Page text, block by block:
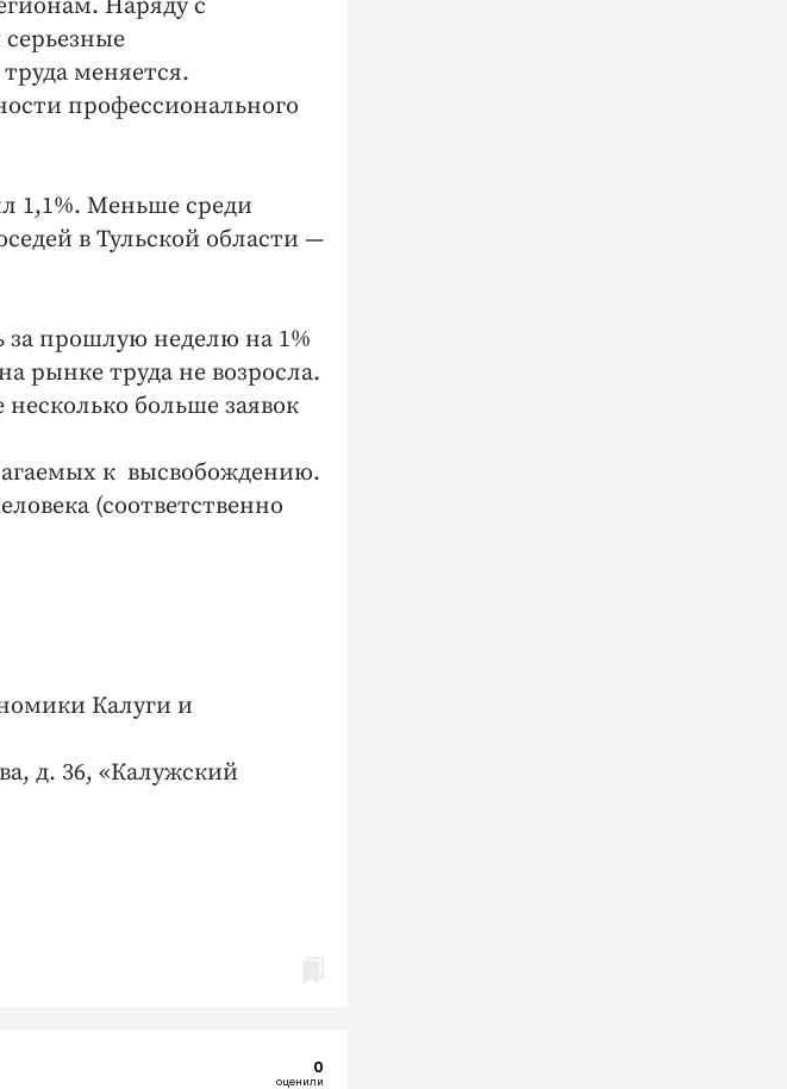
Наряду с
меняется.
профессионального
1,1%. Меньше среди
в Тульской области —
за прошлую неделю на 1%
рынке труда не возросла.
больше заявок
к высвобождению.
(соответственно
Калуги и
д. 36, «Калужский
0
оценили